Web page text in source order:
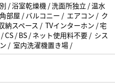
/ 浴室乾燥機 / 洗面所独立 / 温水
部屋 / バルコニー / エアコン / ク
納スペース / TVインターホン / 宅
CS / BS / ネット使用料不要 / シス
/ 室内洗濯機置き場 /